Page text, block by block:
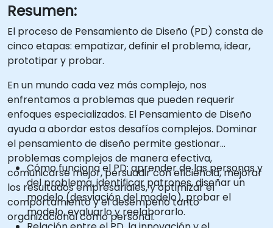
Resumen:
El proceso de Pensamiento de Diseño (PD) consta de
cinco etapas: empatizar, definir el problema, idear,
prototipar y probar.
En un mundo cada vez más complejo, nos
enfrentamos a problemas que pueden requerir
enfoques especializados. El Pensamiento de Diseño
ayuda a abordar estos desafíos complejos. Dominar
el pensamiento de diseño permite gestionar
problemas complejos de manera efectiva,
comunicarse mejor, persuadir con eficiencia, mejorar
los resultados empresariales, y optimizar el
comportamiento y el desempeño tanto
organizacional como personal.
Cómo funciona el PD: aprender de las personas y
del problema, identificar patrones, diseñar un
modelo (desviación del modelo), probar el
modelo, evaluarlo y reelaborarlo.